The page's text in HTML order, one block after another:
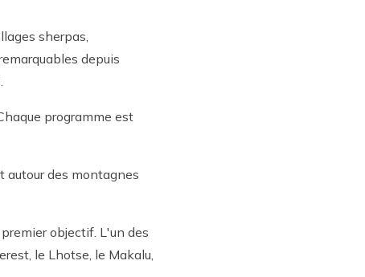
sherpas,
depuis
programme est
autour des montagnes
objectif. L'un des
le Lhotse, le Makalu,